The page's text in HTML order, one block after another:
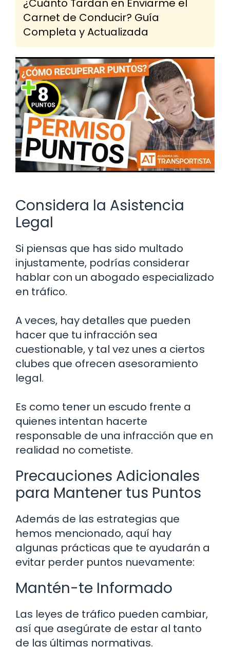
¿Cuánto Tardan en Enviarme el
Carnet de Conducir? Guía
Completa y Actualizada
Considera la Asistencia
Legal
Si piensas que has sido multado
injustamente, podrías considerar
hablar con un abogado especializado
en tráfico.
A veces, hay detalles que pueden
hacer que tu infracción sea
cuestionable, y tal vez unes a ciertos
clubes que ofrecen asesoramiento
legal.
Es como tener un escudo frente a
quienes intentan hacerte
responsable de una infracción que en
realidad no cometiste.
Precauciones Adicionales
para Mantener tus Puntos
Además de las estrategias que
hemos mencionado, aquí hay
algunas prácticas que te ayudarán a
evitar perder puntos nuevamente:
Mantén-te Informado
Las leyes de tráfico pueden cambiar,
así que asegúrate de estar al tanto
de las últimas normativas.